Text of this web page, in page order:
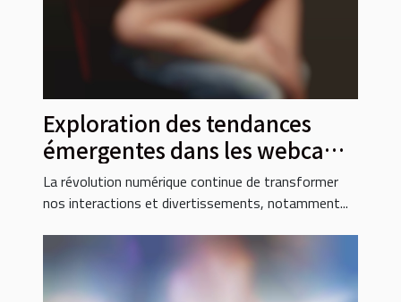
Exploration des tendances
émergentes dans les webcams
pour adultes en 2025
La révolution numérique continue de transformer
nos interactions et divertissements, notamment...